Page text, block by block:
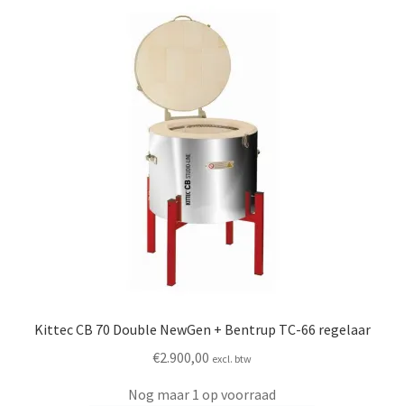
Kittec CB 70 Double NewGen + Bentrup TC-66 regelaar
€2.900,00 excl. btw
Nog maar 1 op voorraad